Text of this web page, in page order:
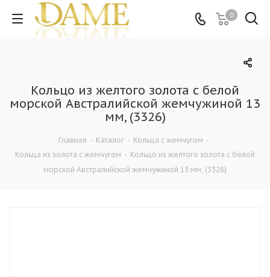
0
Кольцо из желтого золота с белой
морской Австралийской жемчужиной 13
мм, (3326)
Главная - Каталог - Кольца c жемчугом -
Кольца из золота с жемчугом - Кольцо из желтого золота с белой
морской Австралийской жемчужиной 13 мм, (3326)